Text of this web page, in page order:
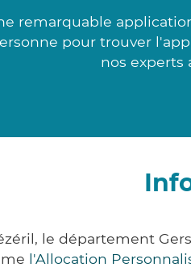
remarquable
pour trouver
nos experts
le département
l'Allocation